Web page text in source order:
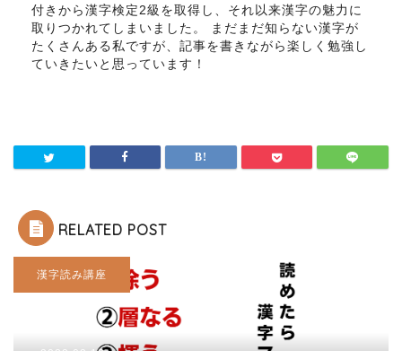
付きから漢字検定2級を取得し、それ以来漢字の魅力に
取りつかれてしまいました。 まだまだ知らない漢字が
たくさんある私ですが、記事を書きながら楽しく勉強し
ていきたいと思っています！
RELATED POST
漢字読み講座